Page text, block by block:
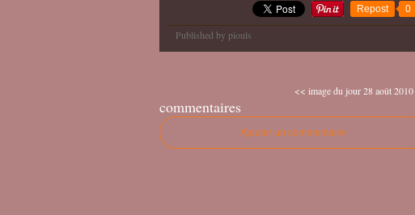
Repost 0
Published by piouls
<< image du jour 28 août 2010
commentaires
Ajouter un commentaire